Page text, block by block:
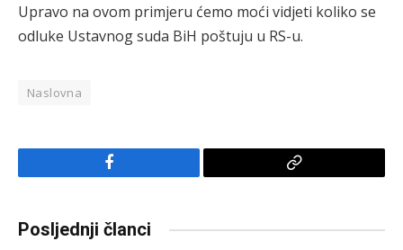
Upravo na ovom primjeru ćemo moći vidjeti koliko se
odluke Ustavnog suda BiH poštuju u RS-u.
Naslovna
Facebook
Copy
Posljednji članci